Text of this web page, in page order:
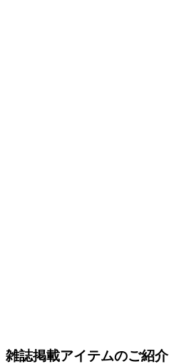
雑誌掲載アイテムのご紹介